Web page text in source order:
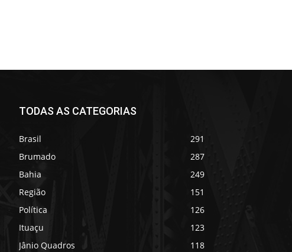
TODAS AS CATEGORIAS
Brasil
291
Brumado
287
Bahia
249
Região
151
Política
126
Ituaçu
123
Jânio Quadros
118